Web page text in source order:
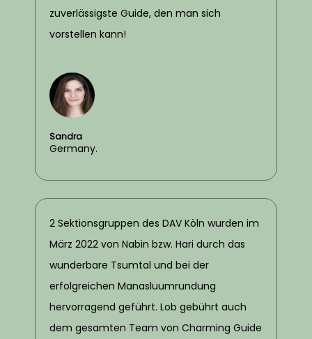
zuverlässigste Guide, den man sich
vorstellen kann!
Sandra
Germany.
2 Sektionsgruppen des DAV Köln wurden im
März 2022 von Nabin bzw. Hari durch das
wunderbare Tsumtal und bei der
erfolgreichen Manasluumrundung
hervorragend geführt. Lob gebührt auch
dem gesamten Team von Charming Guide